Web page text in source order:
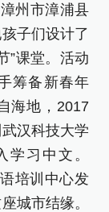
州市漳浦县
子们设计了
”课堂。活动
筹备新春年
海地，2017
汉科技大学
习中文。
培训中心发
城市结缘。